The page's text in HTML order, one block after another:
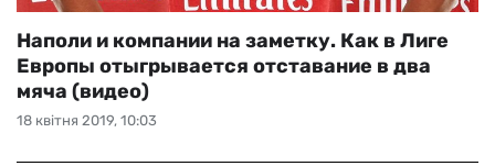
18 квітня 2019, 10:03
Наполи и компании на заметку. Как в Лиге
Европы отыгрывается отставание в два
мяча (видео)